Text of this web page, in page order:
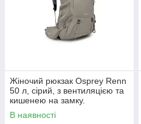
Жіночий рюкзак Osprey Renn
50 л, сірий, з вентиляцією та
кишенею на замку.
В наявності